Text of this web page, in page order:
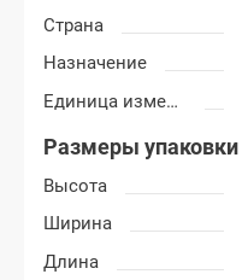
Страна
Назначение
Единица измерения
Размеры упаковки
Высота
Ширина
Длина